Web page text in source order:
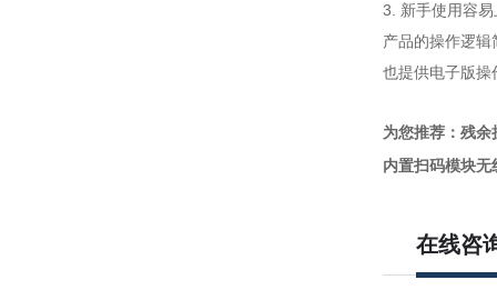
3. 新手使用容
产品的操作逻
也提供电子版操
为您推荐：残
内置扫码模块
在线咨